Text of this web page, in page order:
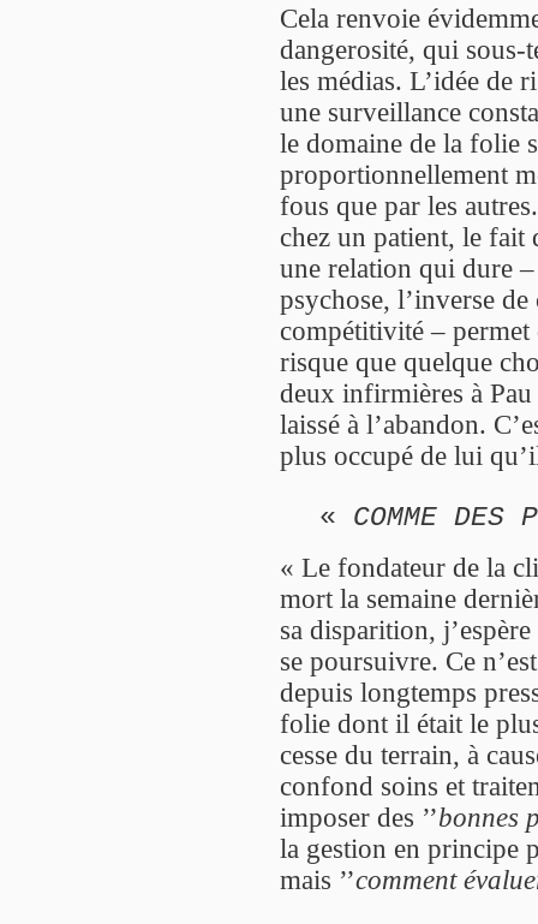
Cela renvoie
dangerosité, qui sous-
les médias. L’idée de
une surveillance
le domaine de la folie
proportionnellement
fous que par les
chez un patient, le fait
une relation qui dure
psychose, l’inverse
compétitivité –
risque que quelque
deux infirmières à
laissé à l’abandon.
plus occupé de lui
« COMME DES
« Le fondateur de la
mort la semaine
sa disparition,
se poursuivre. Ce
depuis longtemps
folie dont il était le
cesse du terrain, à
confond soins et
imposer des ’’bonnes
la gestion en principe
mais ’’comment